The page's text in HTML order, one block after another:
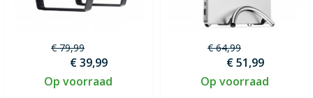
€ 79,99
€ 39,99
Op voorraad
€ 64,99
€ 51,99
Op voorraad